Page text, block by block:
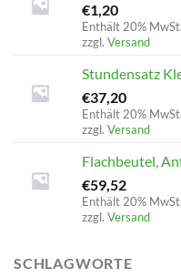
€1,20
Enthält 20% MwSt.
zzgl. Versand
Stundensatz
€37,20
Enthält 20% MwSt.
zzgl. Versand
Flachbeutel,
€59,52
Enthält 20% MwSt.
zzgl. Versand
SCHLAGWORTE